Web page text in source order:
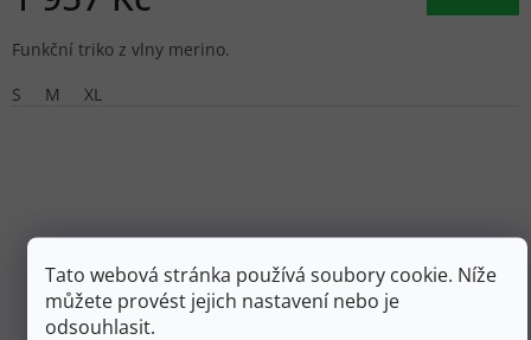
Tato webová stránka používá soubory cookie. Níže
můžete provést jejich nastavení nebo je
odsouhlasit.
Funkční triko z vlny merino.
S
M XL